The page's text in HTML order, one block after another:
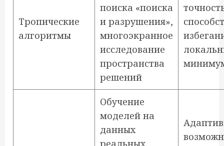
Тропические
алгоритмы
поиска «поиска
и разрушения»,
многоэкранное
исследование
пространства
решений
Обучение
моделей на
данных
реальных